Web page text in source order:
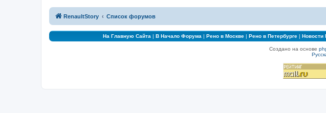
RenaultStory Список форумов
На Главную Сайта | В Начало Форума | Рено в Москве| Рено в Петербурге| Новости
Создано на основе